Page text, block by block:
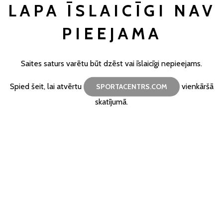
LAPA ĪSLAICĪGI NAV
PIEEJAMA
Saites saturs varētu būt dzēst vai īslaicīgi nepieejams.
Spied šeit, lai atvērtu SPORTACENTRS.COM
vienkāršā
skatījumā.